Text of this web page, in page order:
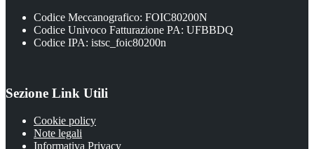
Codice Meccanografico: FOIC80200N
Codice Univoco Fatturazione PA: UFBBDQ
Codice IPA: istsc_foic80200n
Sezione Link Utili
Cookie policy
Note legali
Informativa Privacy